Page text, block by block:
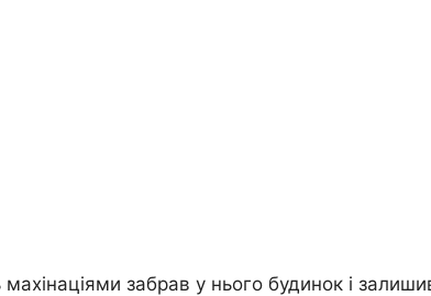
забрав у нього будинок і